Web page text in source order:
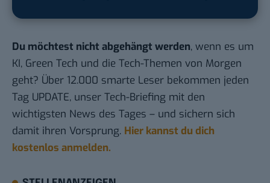
Du möchtest nicht abgehängt werden, wenn es um
KI, Green Tech und die Tech-Themen von Morgen
geht? Über 12.000 smarte Leser bekommen jeden
Tag UPDATE, unser Tech-Briefing mit den
wichtigsten News des Tages – und sichern sich
damit ihren Vorsprung. Hier kannst du dich
kostenlos anmelden.